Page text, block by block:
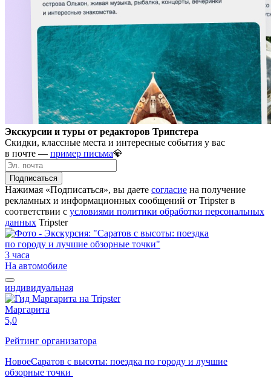
Экскурсии и туры от редакторов Трипстера
Скидки, классные места и интересные события у вас
в почте — пример письма💎
Подписаться
Нажимая «Подписаться», вы даете согласие на получение
рекламных и информационных сообщений от Tripster в
соответствии c условиями политики обработки персональных
данных Tripster
3 часа
На автомобиле
индивидуальная
Маргарита
5,0
Рейтинг организатора
НовоеСаратов с высоты: поездка по городу и лучшие
обзорные точки